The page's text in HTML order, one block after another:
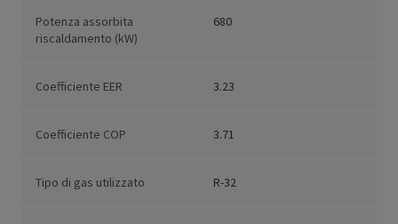
Potenza assorbita
riscaldamento (kW)
680
Coefficiente EER 3.23
Coefficiente COP 3.71
Tipo di gas utilizzato R-32